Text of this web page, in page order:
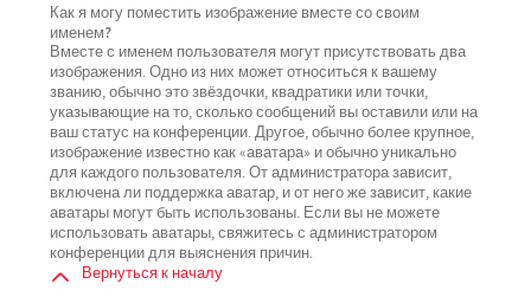
Как я могу поместить изображение вместе со своим
именем?
Вместе с именем пользователя могут присутствовать два
изображения. Одно из них может относиться к вашему
званию, обычно это звёздочки, квадратики или точки,
указывающие на то, сколько сообщений вы оставили или на
ваш статус на конференции. Другое, обычно более крупное,
изображение известно как «аватара» и обычно уникально
для каждого пользователя. От администратора зависит,
включена ли поддержка аватар, и от него же зависит, какие
аватары могут быть использованы. Если вы не можете
использовать аватары, свяжитесь с администратором
конференции для выяснения причин.
Вернуться к началу